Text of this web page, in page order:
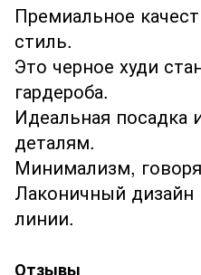
Премиальное
стиль.
Это черное худи
гардероба.
Идеальная посадка
деталям.
Минимализм,
Лаконичный
линии.
Отзывы